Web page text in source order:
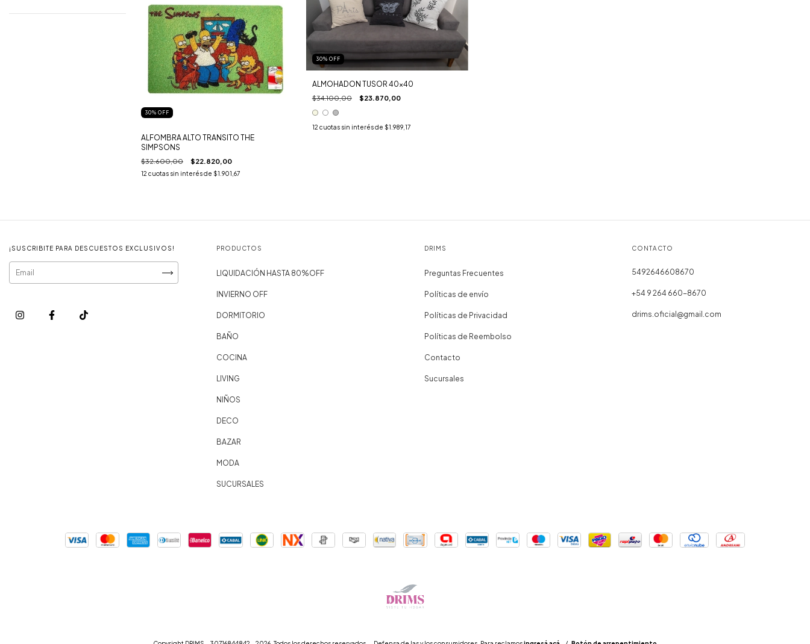
30% OFF
ALFOMBRA ALTO TRANSITO THE
SIMPSONS
$32.600,00 $22.820,00
12 cuotas sin interés de $1.901,67
30% OFF
ALMOHADON TUSOR 40x40
$34.100,00 $23.870,00
12 cuotas sin interés de $1.989,17
¡SUSCRIBITE PARA DESCUESTOS EXCLUSIVOS! PRODUCTOS
LIQUIDACIÓN HASTA 80%OFF
INVIERNO OFF
DORMITORIO
BAÑO
COCINA
LIVING
NIÑOS
DECO
BAZAR
MODA
SUCURSALES
DRIMS
Preguntas Frecuentes
Políticas de envío
Políticas de Privacidad
Políticas de Reembolso
Contacto
Sucursales
CONTACTO
5492646608670
+54 9 264 660-8670
drims.oficial@gmail.com